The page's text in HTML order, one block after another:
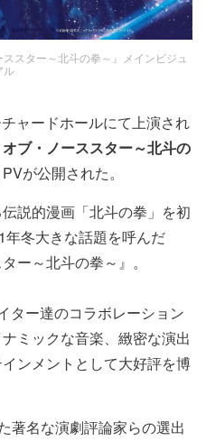
スター～北斗の拳～』メインビジュ
ル
ャードホールにて上演され
オブ・ノーススター～北斗の
が公開された。
説的漫画「北斗の拳」を初
冬大きな話題を呼んだ
ー～北斗の拳～』。
ター達のコラボレーション
ミックな音楽、緻密な演出
ンメントとして大好評を博
著名な演劇評論家らの選出